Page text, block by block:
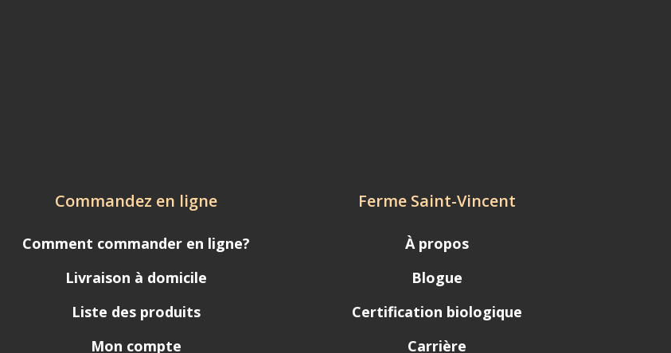
Commandez en ligne
Comment commander en ligne?
Livraison à domicile
Liste des produits
Mon compte
Ferme Saint-Vincent
À propos
Blogue
Certification biologique
Carrière